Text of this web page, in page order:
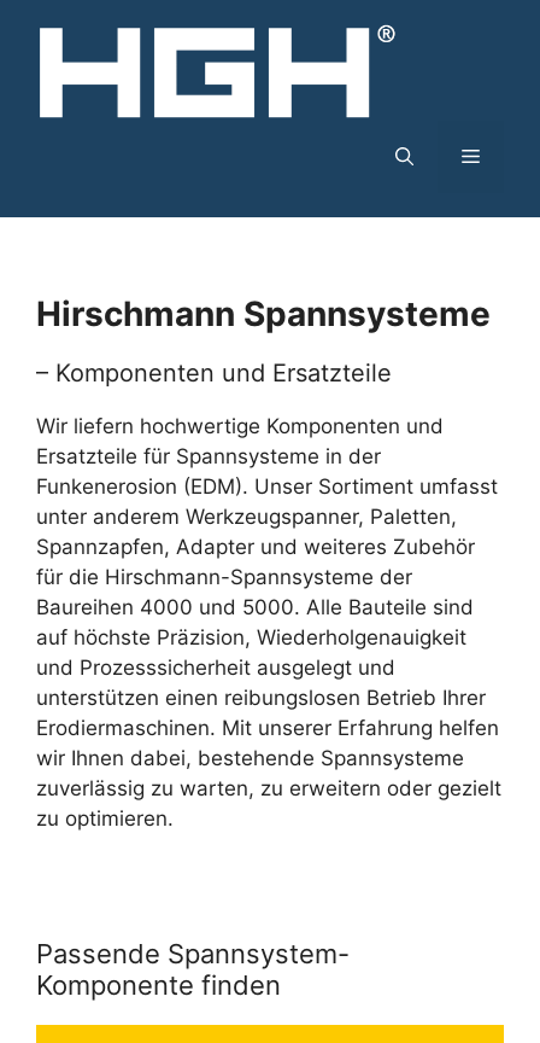
Menü
Hirschmann Spannsysteme
– Komponenten und Ersatzteile
Wir liefern hochwertige Komponenten und
Ersatzteile für Spannsysteme in der
Funkenerosion (EDM). Unser Sortiment umfasst
unter anderem Werkzeugspanner, Paletten,
Spannzapfen, Adapter und weiteres Zubehör
für die Hirschmann-Spannsysteme der
Baureihen 4000 und 5000. Alle Bauteile sind
auf höchste Präzision, Wiederholgenauigkeit
und Prozesssicherheit ausgelegt und
unterstützen einen reibungslosen Betrieb Ihrer
Erodiermaschinen. Mit unserer Erfahrung helfen
wir Ihnen dabei, bestehende Spannsysteme
zuverlässig zu warten, zu erweitern oder gezielt
zu optimieren.
Passende Spannsystem-
Komponente finden